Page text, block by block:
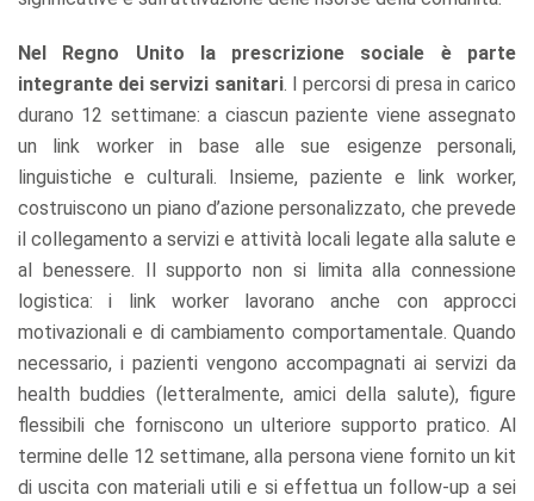
Nel Regno Unito la prescrizione sociale è parte
integrante dei servizi sanitari. I percorsi di presa in carico
durano 12 settimane: a ciascun paziente viene assegnato
un link worker in base alle sue esigenze personali,
linguistiche e culturali. Insieme, paziente e link worker,
costruiscono un piano d’azione personalizzato, che prevede
il collegamento a servizi e attività locali legate alla salute e
al benessere. Il supporto non si limita alla connessione
logistica: i link worker lavorano anche con approcci
motivazionali e di cambiamento comportamentale. Quando
necessario, i pazienti vengono accompagnati ai servizi da
health buddies (letteralmente, amici della salute), figure
flessibili che forniscono un ulteriore supporto pratico. Al
termine delle 12 settimane, alla persona viene fornito un kit
di uscita con materiali utili e si effettua un follow-up a sei